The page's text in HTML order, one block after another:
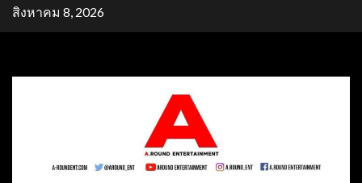
Skipสิงหาคม 8, 2026